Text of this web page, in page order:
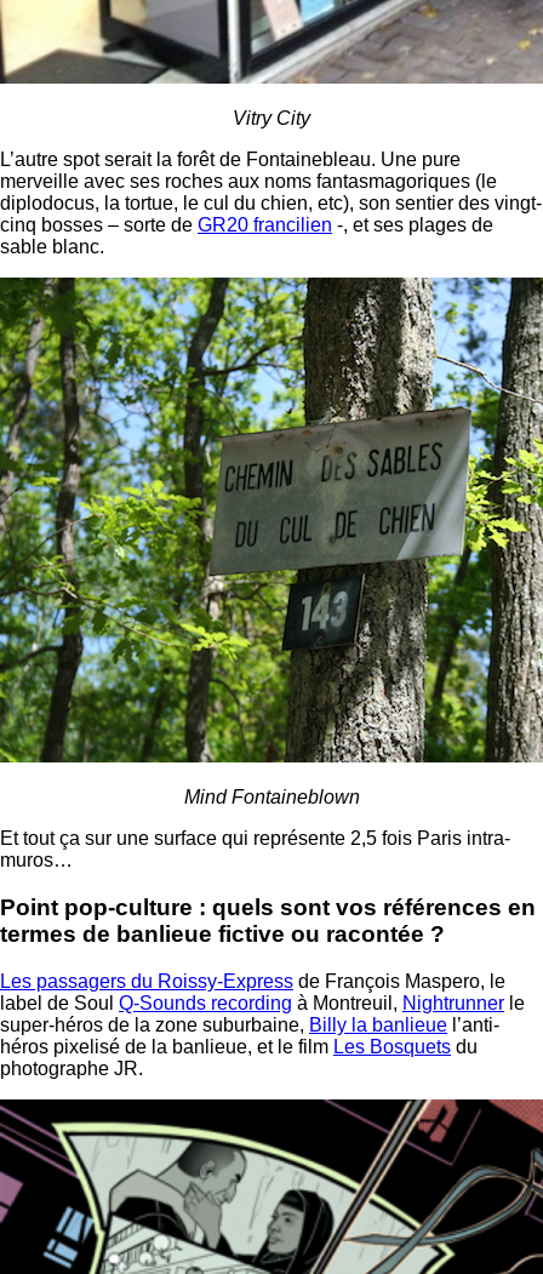
Vitry City
L’autre spot serait la forêt de Fontainebleau. Une pure
merveille avec ses roches aux noms fantasmagoriques (le
diplodocus, la tortue, le cul du chien, etc), son sentier des vingt-
cinq bosses – sorte de GR20 francilien -, et ses plages de
sable blanc.
Mind Fontaineblown
Et tout ça sur une surface qui représente 2,5 fois Paris intra-
muros…
Point pop-culture : quels sont vos références en
termes de banlieue fictive ou racontée ?
Les passagers du Roissy-Express de François Maspero, le
label de Soul Q-Sounds recording à Montreuil, Nightrunner le
super-héros de la zone suburbaine, Billy la banlieue l’anti-
héros pixelisé de la banlieue, et le film Les Bosquets du
photographe JR.